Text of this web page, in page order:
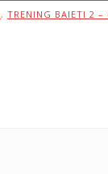
, TRENING BAIETI 2 –